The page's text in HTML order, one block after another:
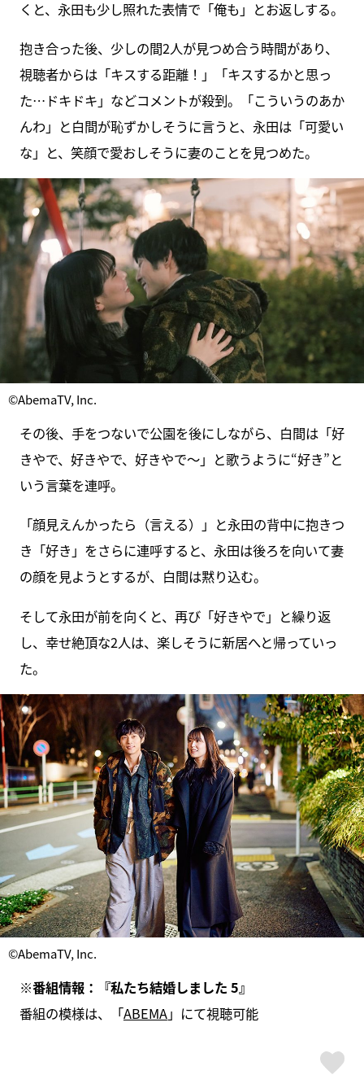
くと、永田も少し照れた表情で「俺も」とお返しする。
抱き合った後、少しの間2人が見つめ合う時間があり、
視聴者からは「キスする距離！」「キスするかと思っ
た…ドキドキ」などコメントが殺到。「こういうのあか
んわ」と白間が恥ずかしそうに言うと、永田は「可愛い
な」と、笑顔で愛おしそうに妻のことを見つめた。
©AbemaTV, Inc.
その後、手をつないで公園を後にしながら、白間は「好
きやで、好きやで、好きやで～」と歌うように“好き”と
いう言葉を連呼。
「顔見えんかったら（言える）」と永田の背中に抱きつ
き「好き」をさらに連呼すると、永田は後ろを向いて妻
の顔を見ようとするが、白間は黙り込む。
そして永田が前を向くと、再び「好きやで」と繰り返
し、幸せ絶頂な2人は、楽しそうに新居へと帰っていっ
た。
©AbemaTV, Inc.
※番組情報：『私たち結婚しました 5』
番組の模様は、「ABEMA」にて視聴可能